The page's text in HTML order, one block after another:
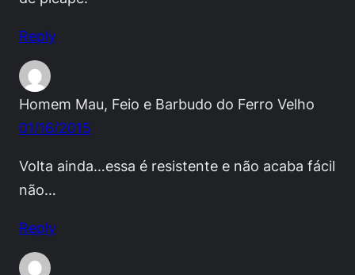
Reply
Homem Mau, Feio e Barbudo do Ferro Velho
01/16/2015
Volta ainda…essa é resistente e não acaba fácil
não…
Reply